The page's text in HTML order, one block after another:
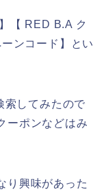
【 RED B.A ク
ンコード】とい
索してみたので
ーポンなどはみ
り興味があった